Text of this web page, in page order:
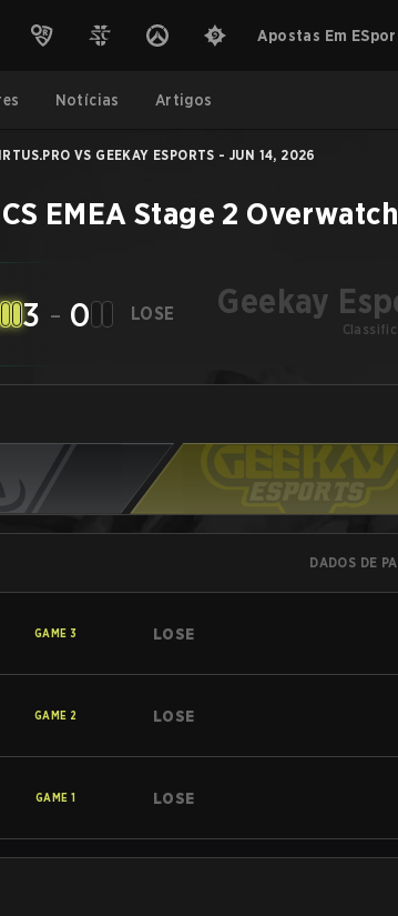
Apostas Em
Notícias Artigos
VS GEEKAY ESPORTS - JUN 14, 2026
EMEA Stage 2
3 - 0 LOSE Geekay
DADOS DE
GAME 3 LOSE
GAME 2 LOSE
GAME 1 LOSE